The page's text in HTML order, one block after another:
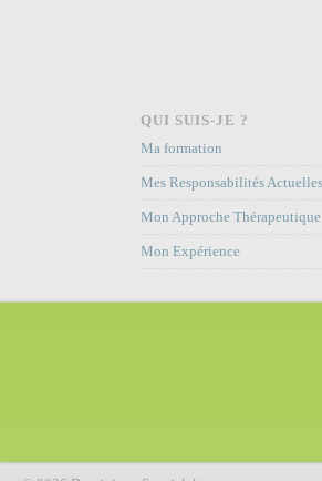
QUI SUIS-JE ?
Ma formation
Mes Responsabilités Actuelles
Mon Approche Thérapeutique
Mon Expérience